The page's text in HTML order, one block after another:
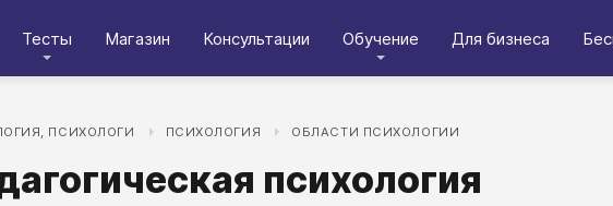
Тесты Магазин Консультации Обучение Для бизнеса
ПСИХОЛОГИ ПСИХОЛОГИЯ ОБЛАСТИ ПСИХОЛОГИИ
психология